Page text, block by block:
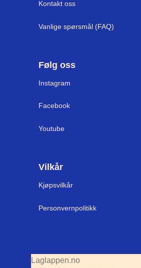
Kontakt oss
Vanlige spørsmål (FAQ)
Følg oss
Instagram
Facebook
Youtube
Vilkår
Kjøpsvilkår
Personvernpolitikk
Laglappen.no